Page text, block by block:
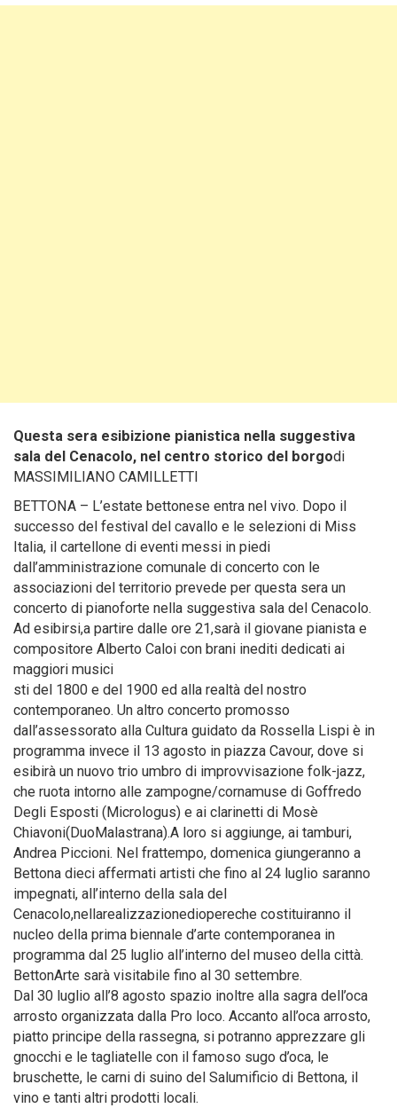
Questa sera esibizione pianistica nella suggestiva
sala del Cenacolo, nel centro storico del borgodi
MASSIMILIANO CAMILLETTI
BETTONA – L’estate bettonese entra nel vivo. Dopo il
successo del festival del cavallo e le selezioni di Miss
Italia, il cartellone di eventi messi in piedi
dall’amministrazione comunale di concerto con le
associazioni del territorio prevede per questa sera un
concerto di pianoforte nella suggestiva sala del Cenacolo.
Ad esibirsi,a partire dalle ore 21,sarà il giovane pianista e
compositore Alberto Caloi con brani inediti dedicati ai
maggiori musici
sti del 1800 e del 1900 ed alla realtà del nostro
contemporaneo. Un altro concerto promosso
dall’assessorato alla Cultura guidato da Rossella Lispi è in
programma invece il 13 agosto in piazza Cavour, dove si
esibirà un nuovo trio umbro di improvvisazione folk-jazz,
che ruota intorno alle zampogne/cornamuse di Goffredo
Degli Esposti (Micrologus) e ai clarinetti di Mosè
Chiavoni(DuoMalastrana).A loro si aggiunge, ai tamburi,
Andrea Piccioni. Nel frattempo, domenica giungeranno a
Bettona dieci affermati artisti che fino al 24 luglio saranno
impegnati, all’interno della sala del
Cenacolo,nellarealizzazionediopereche costituiranno il
nucleo della prima biennale d’arte contemporanea in
programma dal 25 luglio all’interno del museo della città.
BettonArte sarà visitabile fino al 30 settembre.
Dal 30 luglio all’8 agosto spazio inoltre alla sagra dell’oca
arrosto organizzata dalla Pro loco. Accanto all’oca arrosto,
piatto principe della rassegna, si potranno apprezzare gli
gnocchi e le tagliatelle con il famoso sugo d’oca, le
bruschette, le carni di suino del Salumificio di Bettona, il
vino e tanti altri prodotti locali.